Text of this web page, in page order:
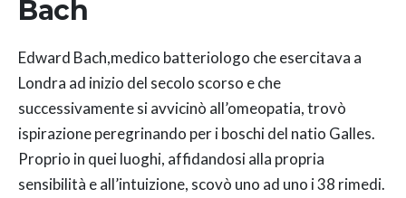
Bach
Edward Bach,medico batteriologo che esercitava a
Londra ad inizio del secolo scorso e che
successivamente si avvicinò all’omeopatia, trovò
ispirazione peregrinando per i boschi del natio Galles.
Proprio in quei luoghi, affidandosi alla propria
sensibilità e all’intuizione, scovò uno ad uno i 38 rimedi.